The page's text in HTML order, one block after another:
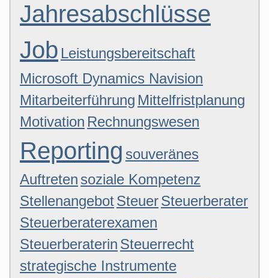
Jahresabschlüsse
Job Leistungsbereitschaft
Microsoft Dynamics Navision
Mitarbeiterführung Mittelfristplanung
Motivation Rechnungswesen
Reporting souveränes
Auftreten soziale Kompetenz
StellenangebotSteuerSteuerberater
Steuerberaterexamen
Steuerberaterin Steuerrecht
strategische Instrumente